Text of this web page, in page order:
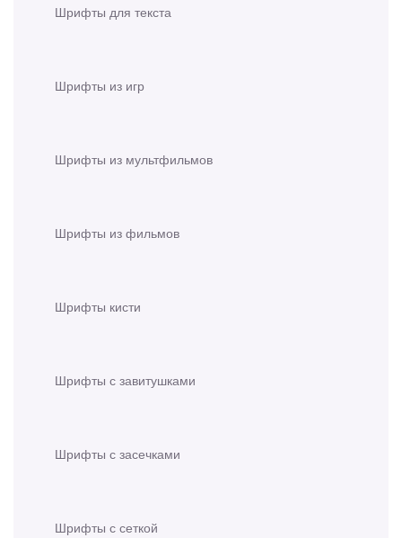
Шрифты для текста
Шрифты из игр
Шрифты из мультфильмов
Шрифты из фильмов
Шрифты кисти
Шрифты с завитушками
Шрифты с засечками
Шрифты с сеткой